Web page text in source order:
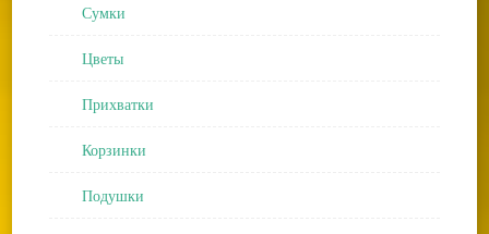
Сумки
Цветы
Прихватки
Корзинки
Подушки